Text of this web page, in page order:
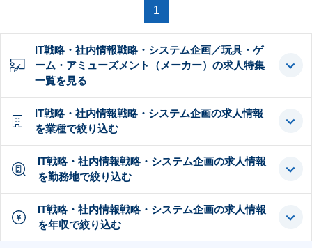
1
IT戦略・社内情報戦略・システム企画／玩具・ゲ
ーム・アミューズメント（メーカー）の求人特集
一覧を見る
IT戦略・社内情報戦略・システム企画の求人情報
を業種で絞り込む
IT戦略・社内情報戦略・システム企画の求人情報
を勤務地で絞り込む
IT戦略・社内情報戦略・システム企画の求人情報
を年収で絞り込む